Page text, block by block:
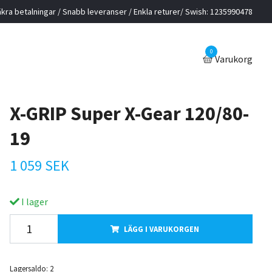
betalningar / Snabb leveranser / Enkla returer/ Swish: 1235990478
0
Varukorg
X-GRIP Super X-Gear 120/80-
19
1 059 SEK
I lager
LÄGG I VARUKORGEN
Lagersaldo: 2